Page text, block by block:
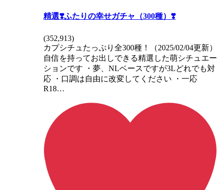
精選❣️ふたりの幸せガチャ（300種）❣️
(352,913)
カプシチュたっぷり全300種！（2025/02/04更新）
自信を持ってお出しできる精選した萌シチュエー
ションです ・夢、NLベースですが3Lどれでも対
応 ・口調は自由に改変してください ・一応
R18…